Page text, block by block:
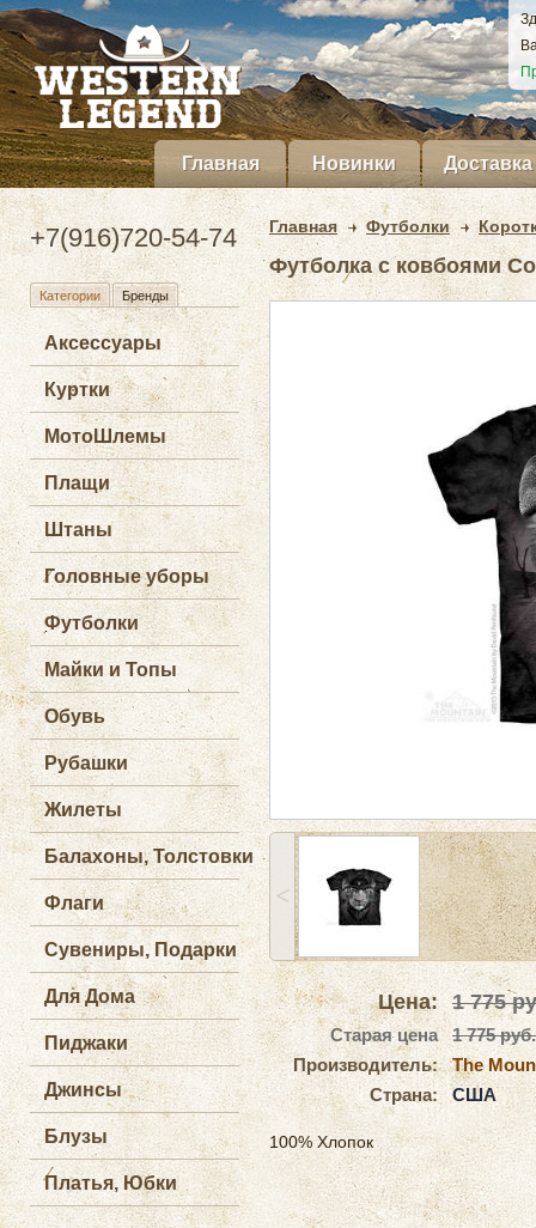
Главная Новинки Доставка
+7(916)720-54-74
Категории Бренды
Аксессуары
Куртки
МотоШлемы
Плащи
Штаны
Головные уборы
Футболки
Майки и Топы
Обувь
Рубашки
Жилеты
Балахоны, Толстовки
Флаги
Сувениры, Подарки
Для Дома
Пиджаки
Джинсы
Блузы
Платья, Юбки
Главная Футболки
Футболка с ковбоями
˂
Цена: 1 775
Старая цена
1 775 руб.
Производитель:
The
Страна:
США
100% Хлопок